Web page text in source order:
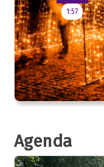
1:57
Agenda